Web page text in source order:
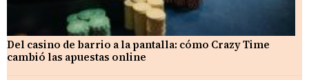
Del casino de barrio a la pantalla: cómo Crazy Time
cambió las apuestas online